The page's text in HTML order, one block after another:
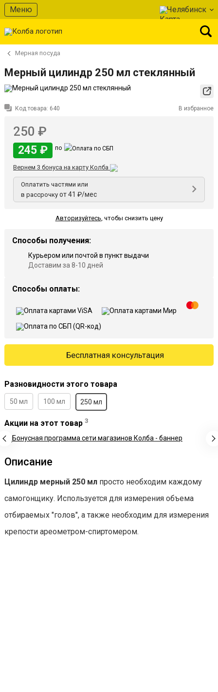
Меню Челябинск
Мерная посуда
Мерный цилиндр 250 мл стеклянный
Код товара: 640 В избранное
250 ₽
245 ₽ по
Вернем 3 бонуса на карту Колба
Оплатить частями или
в рассрочку от 41 ₽/мес
Авторизуйтесь, чтобы снизить цену
Способы получения:
Курьером или почтой в пункт выдачи
Доставим за 8-10 дней
Способы оплаты:
Бесплатная консультация
Разновидности этого товара
50 мл 100 мл 250 мл
Акции на этот товар 3
Описание
Цилиндр мерный 250 мл просто необходим каждому
самогонщику. Используется для измерения объема
отбираемых "голов", а также необходим для измерения
крепости ареометром-спиртомером.